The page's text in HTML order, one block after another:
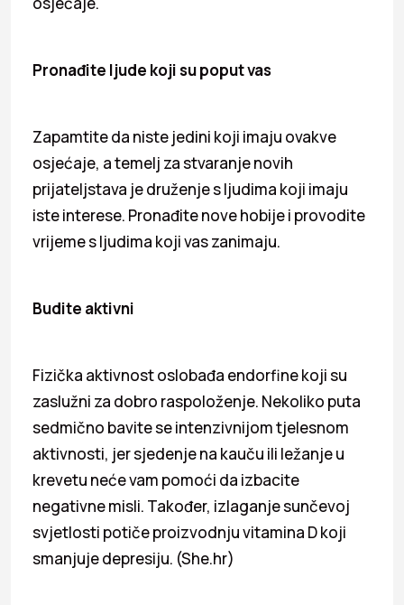
Pronađite ljude koji su poput vas
Zapamtite da niste jedini koji imaju ovakve
osjećaje, a temelj za stvaranje novih
prijateljstava je druženje s ljudima koji imaju
iste interese. Pronađite nove hobije i provodite
vrijeme s ljudima koji vas zanimaju.
Budite aktivni
Fizička aktivnost oslobađa endorfine koji su
zaslužni za dobro raspoloženje. Nekoliko puta
sedmično bavite se intenzivnijom tjelesnom
aktivnosti, jer sjedenje na kauču ili ležanje u
krevetu neće vam pomoći da izbacite
negativne misli. Također, izlaganje sunčevoj
svjetlosti potiče proizvodnju vitamina D koji
smanjuje depresiju. (She.hr)